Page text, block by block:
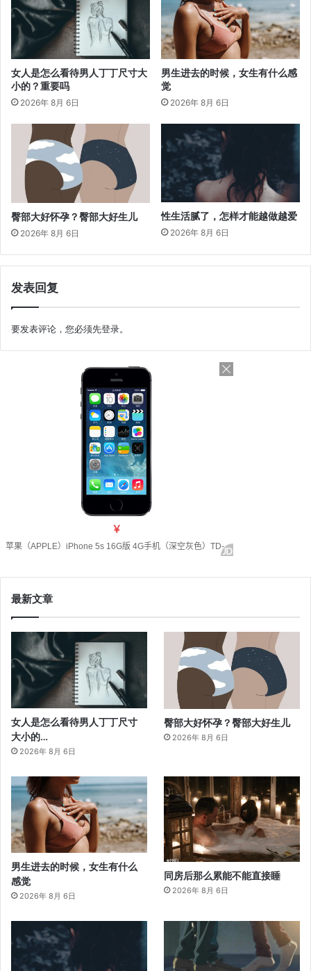
女人是怎么看待男人丁丁尺寸大
小的？重要吗
2026年 8月 6日
男生进去的时候，女生有什么感
觉
2026年 8月 6日
臀部大好怀孕？臀部大好生儿
2026年 8月 6日
性生活腻了，怎样才能越做越爱
2026年 8月 6日
发表回复
要发表评论，您必须先登录。
最新文章
女人是怎么看待男人丁丁尺寸
大小的…
2026年 8月 6日
臀部大好怀孕？臀部大好生儿
2026年 8月 6日
男生进去的时候，女生有什么
感觉
2026年 8月 6日
同房后那么累能不能直接睡
2026年 8月 6日